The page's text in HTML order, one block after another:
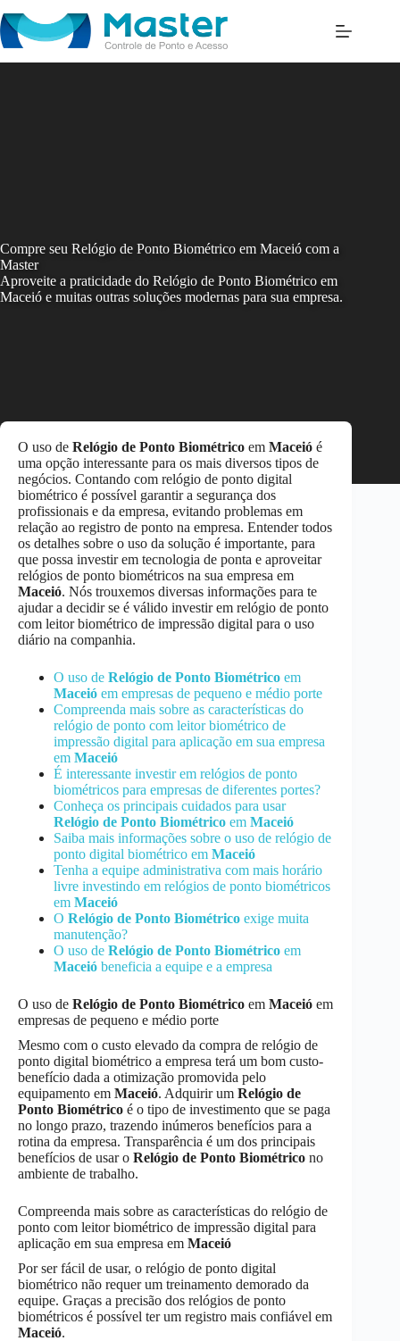
to
content
Compre seu Relógio de Ponto Biométrico em Maceió com a
Master
Aproveite a praticidade do Relógio de Ponto Biométrico em
Maceió e muitas outras soluções modernas para sua empresa.
O uso de Relógio de Ponto Biométrico em Maceió é
uma opção interessante para os mais diversos tipos de
negócios. Contando com relógio de ponto digital
biométrico é possível garantir a segurança dos
profissionais e da empresa, evitando problemas em
relação ao registro de ponto na empresa. Entender todos
os detalhes sobre o uso da solução é importante, para
que possa investir em tecnologia de ponta e aproveitar
relógios de ponto biométricos na sua empresa em
Maceió. Nós trouxemos diversas informações para te
ajudar a decidir se é válido investir em relógio de ponto
com leitor biométrico de impressão digital para o uso
diário na companhia.
O uso de Relógio de Ponto Biométrico em
Maceió em empresas de pequeno e médio porte
Compreenda mais sobre as características do
relógio de ponto com leitor biométrico de
impressão digital para aplicação em sua empresa
em Maceió
É interessante investir em relógios de ponto
biométricos para empresas de diferentes portes?
Conheça os principais cuidados para usar
Relógio de Ponto Biométrico em Maceió
Saiba mais informações sobre o uso de relógio de
ponto digital biométrico em Maceió
Tenha a equipe administrativa com mais horário
livre investindo em relógios de ponto biométricos
em Maceió
O Relógio de Ponto Biométrico exige muita
manutenção?
O uso de Relógio de Ponto Biométrico em
Maceió beneficia a equipe e a empresa
O uso de Relógio de Ponto Biométrico em Maceió em
empresas de pequeno e médio porte
Mesmo com o custo elevado da compra de relógio de
ponto digital biométrico a empresa terá um bom custo-
benefício dada a otimização promovida pelo
equipamento em Maceió. Adquirir um Relógio de
Ponto Biométrico é o tipo de investimento que se paga
no longo prazo, trazendo inúmeros benefícios para a
rotina da empresa. Transparência é um dos principais
benefícios de usar o Relógio de Ponto Biométrico no
ambiente de trabalho.
Compreenda mais sobre as características do relógio de
ponto com leitor biométrico de impressão digital para
aplicação em sua empresa em Maceió
Por ser fácil de usar, o relógio de ponto digital
biométrico não requer um treinamento demorado da
equipe. Graças a precisão dos relógios de ponto
biométricos é possível ter um registro mais confiável em
Maceió.